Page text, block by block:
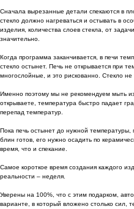
Сначала вырезанные детали спекаются в
стекло должно нагреваться и остывать в
изделия, количества слоев стекла, от
значительно.
Когда программа заканчивается, в печи
стекло остынет. Печь не открывается при
многослойные, и это рискованно. Стекло не
Именно поэтому мы не рекомендуем мыть
открываете, температура быстро падает
перепад температур.
Пока печь остынет до нужной температуры,
блин готов, его нужно осадить по
время, что и спекание.
Самое короткое время создания каждого
реальности – неделя.
Уверены на 100%, что с этим подарком,
варианте, в который вложено столько сил,